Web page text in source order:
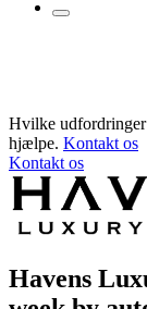
Hvilke
hjælpe. Kontakt os
Kontakt os
Havens